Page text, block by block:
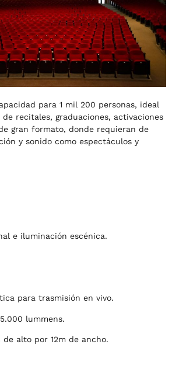
para 1 mil 200 personas, ideal
recitales, graduaciones, activaciones
gran formato, donde requieran de
y sonido como espectáculos y
e iluminación escénica.
para trasmisión en vivo.
lummens.
alto por 12m de ancho.